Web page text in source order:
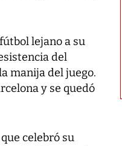
lejano a su
del
manija del juego.
y se quedó
celebró su